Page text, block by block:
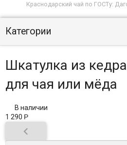
Краснодарский чай по ГОСТу:
Категории
Шкатулка из
для чая или мёда
В наличии
1 290 Р
